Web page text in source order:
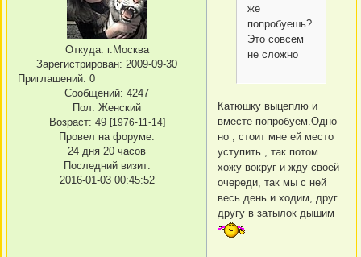
Откуда: г.Москва
Зарегистрирован: 2009-09-30
Приглашений: 0
Сообщений: 4247
Пол: Женский
Возраст: 49 [1976-11-14]
Провел на форуме:
24 дня 20 часов
Последний визит:
2016-01-03 00:45:52
же
попробуешь?
Это совсем
не сложно
Катюшку выцеплю и
вместе попробуем.Одно
но , стоит мне ей место
уступить , так потом
хожу вокруг и жду своей
очереди, так мы с ней
весь день и ходим, друг
другу в затылок дышим